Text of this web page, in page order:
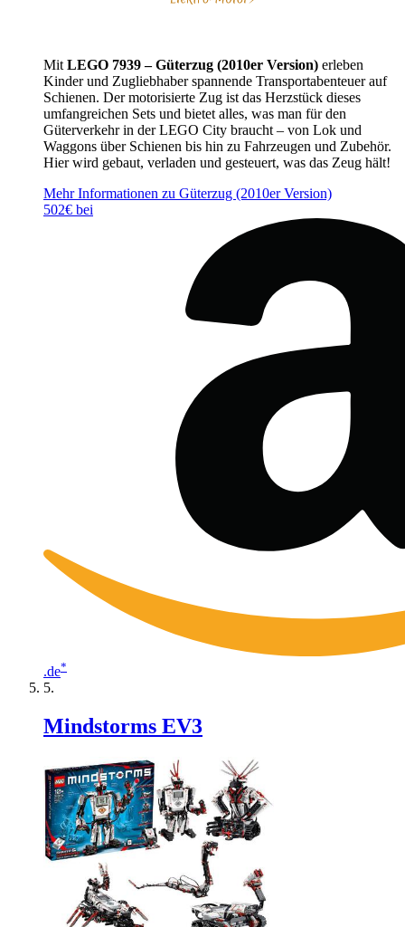
Mit LEGO 7939 – Güterzug (2010er Version) erleben
Kinder und Zugliebhaber spannende Transportabenteuer auf
Schienen. Der motorisierte Zug ist das Herzstück dieses
umfangreichen Sets und bietet alles, was man für den
Güterverkehr in der LEGO City braucht – von Lok und
Waggons über Schienen bis hin zu Fahrzeugen und Zubehör.
Hier wird gebaut, verladen und gesteuert, was das Zeug hält!
Mehr Informationen zu Güterzug (2010er Version)
502€ bei
.de*
Mindstorms EV3